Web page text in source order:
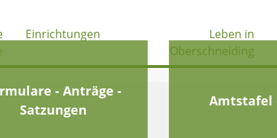
Einrichtungen
Leben in
Oberschneiding
- Anträge -
Satzungen
Amtstafel